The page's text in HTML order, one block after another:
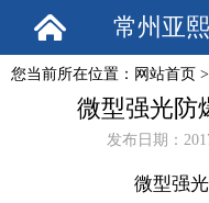
常州亚
您当前所在位置： 网站首页 >
微型强光防
发布日期：
微型强光